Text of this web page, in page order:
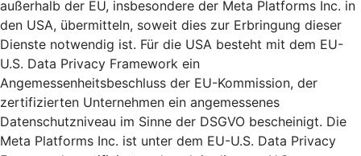
außerhalb der EU, insbesondere der Meta Platforms Inc. in
den USA, übermitteln, soweit dies zur Erbringung dieser
Dienste notwendig ist. Für die USA besteht mit dem EU-
U.S. Data Privacy Framework ein
Angemessenheitsbeschluss der EU-Kommission, der
zertifizierten Unternehmen ein angemessenes
Datenschutzniveau im Sinne der DSGVO bescheinigt. Die
Meta Platforms Inc. ist unter dem EU-U.S. Data Privacy